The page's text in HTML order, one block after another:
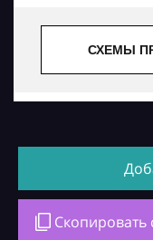
СХЕМЫ
Скопировать